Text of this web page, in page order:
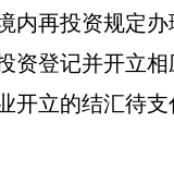
内再投资规定办
资登记并开立相
开立的结汇待支